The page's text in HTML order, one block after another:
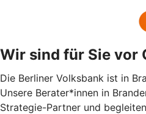
Wir sind für Sie vor
Die Berliner Volksbank ist in
Unsere Berater*innen in
Strategie-Partner und